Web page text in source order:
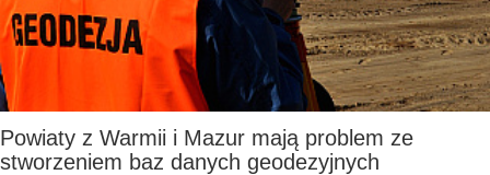
Powiaty z Warmii i Mazur mają problem ze
stworzeniem baz danych geodezyjnych